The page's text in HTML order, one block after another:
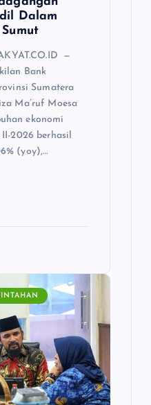
Dalam
—
Bank
Sumatera
Ma’ruf Moesa
ekonomi
2026 berhasil
(yoy),…